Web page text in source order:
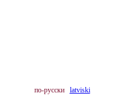
по-русски latviski